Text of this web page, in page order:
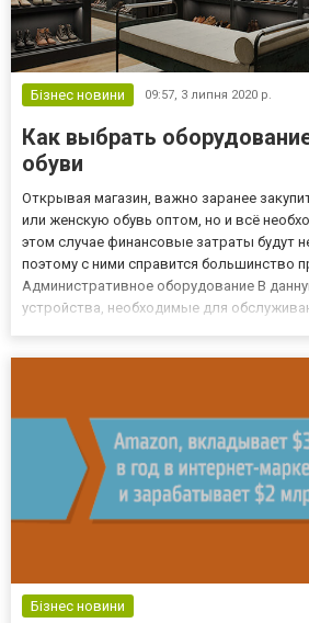
Бізнес новини 09:57, 3 липня 2020 р.
Как выбрать
обуви
Открывая магазин, важно заранее
или женскую обувь оптом, но и всё
этом случае финансовые затраты будут
поэтому с ними справится большинство
Административное оборудование В
устройства, необходимые для
Бізнес новини